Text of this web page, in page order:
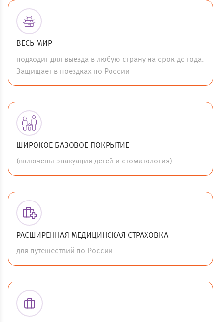
ВЕСЬ МИР
подходит для выезда в любую страну на срок до года.
Защищает в поездках по России
ШИРОКОЕ БАЗОВОЕ ПОКРЫТИЕ
(включены эвакуация детей и стоматология)
РАСШИРЕННАЯ МЕДИЦИНСКАЯ СТРАХОВКА
для путешествий по России